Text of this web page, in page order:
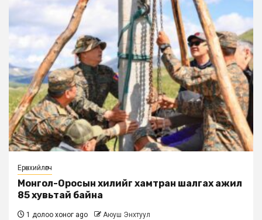
Ерөнхийлөгч
Монгол-Оросын хилийг хамтран шалгах ажил
85 хувьтай байна
1 долоо хоног ago Аюуш Энхтуул